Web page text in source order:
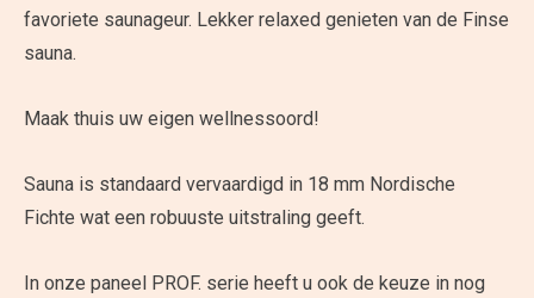
favoriete saunageur. Lekker relaxed genieten van de Finse
sauna.
Maak thuis uw eigen wellnessoord!
Sauna is standaard vervaardigd in 18 mm Nordische
Fichte wat een robuuste uitstraling geeft.
In onze paneel PROF. serie heeft u ook de keuze in nog